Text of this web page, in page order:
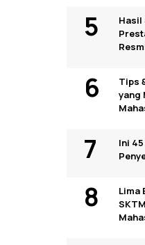
Hasil
Tips
yang
Ini
Lima